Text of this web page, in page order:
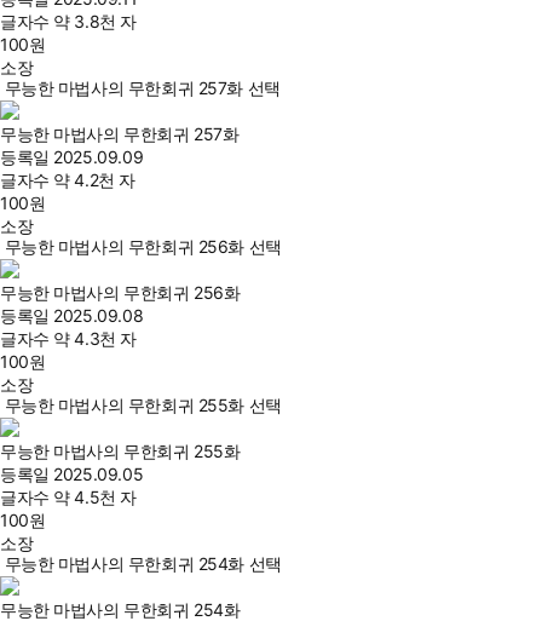
글자수 약 3.8천 자
100원
소장
무능한 마법사의 무한회귀 257화 선택
무능한 마법사의 무한회귀 257화
등록일 2025.09.09
글자수 약 4.2천 자
100원
소장
무능한 마법사의 무한회귀 256화 선택
무능한 마법사의 무한회귀 256화
등록일 2025.09.08
글자수 약 4.3천 자
100원
소장
무능한 마법사의 무한회귀 255화 선택
무능한 마법사의 무한회귀 255화
등록일 2025.09.05
글자수 약 4.5천 자
100원
소장
무능한 마법사의 무한회귀 254화 선택
무능한 마법사의 무한회귀 254화